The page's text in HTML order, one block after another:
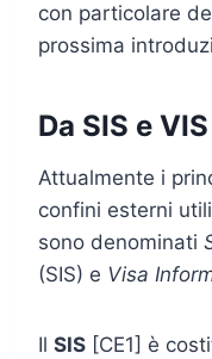
con particolare
prossima
Da SIS e
Attualmente i
confini esterni
sono denominati
(SIS) e Visa
Il SIS [CE1] è